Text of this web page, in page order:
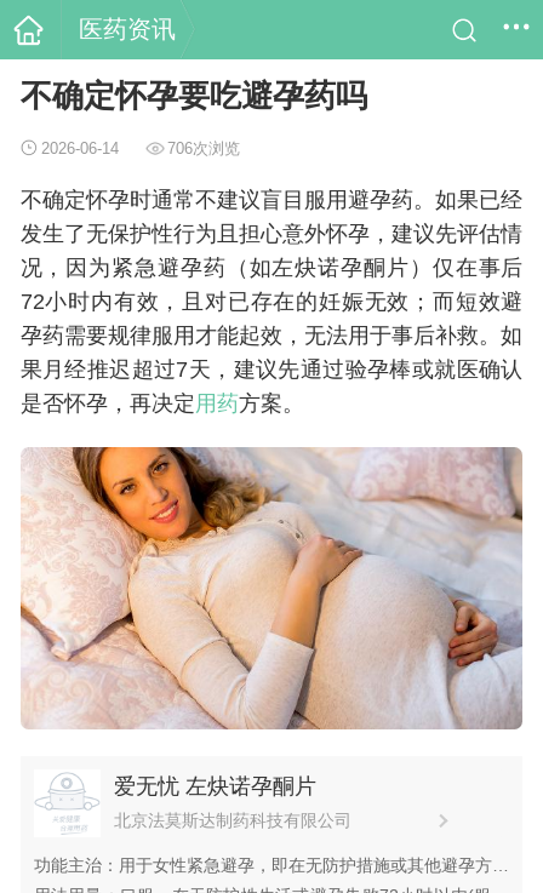
医药资讯
不确定怀孕要吃避孕药吗
2026-06-14 706次浏览
不确定怀孕时通常不建议盲目服用避孕药。如果已经
发生了无保护性行为且担心意外怀孕，建议先评估情
况，因为紧急避孕药（如左炔诺孕酮片）仅在事后
72小时内有效，且对已存在的妊娠无效；而短效避
孕药需要规律服用才能起效，无法用于事后补救。如
果月经推迟超过7天，建议先通过验孕棒或就医确认
是否怀孕，再决定 用药方案。
爱无忧 左炔诺孕酮片
北京法莫斯达制药科技有限公司
功能主治：用于女性紧急避孕，即在无防护措施或其他避孕方法